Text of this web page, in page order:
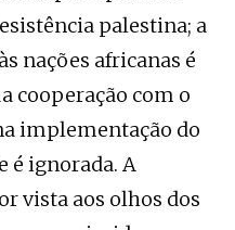
palestina; a
nações africanas é
cooperação com o
implementação do
é ignorada. A
vista aos olhos dos